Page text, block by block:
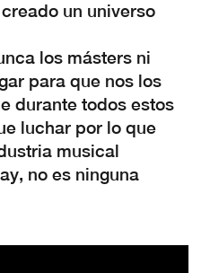
un universo
los másters ni
para que nos los
durante todos estos
luchar por lo que
musical
no es ninguna